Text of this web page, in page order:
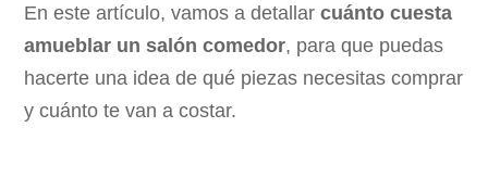
En este artículo, vamos a detallarcuánto cuesta
amueblar un salón comedor, para que puedas
hacerte una idea de qué piezas necesitas comprar
y cuánto te van a costar.